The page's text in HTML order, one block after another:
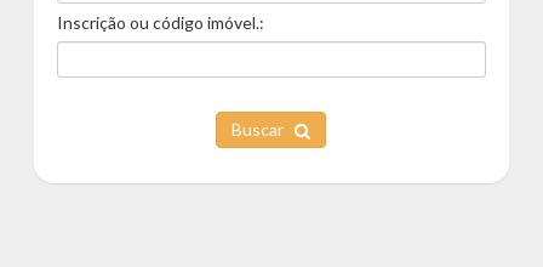
Inscrição ou código imóvel.:
Buscar